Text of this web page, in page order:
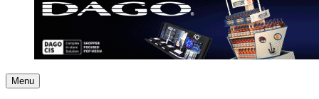
Menu